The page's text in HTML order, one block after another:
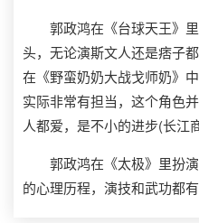
郭政鸿在《台球天王》里
头，无论演斯文人还是痞子
在《野蛮奶奶大战戈师奶》
实际非常有担当，这个角色
人都爱，是不小的进步(长江
郭政鸿在《太极》里扮演
的心理历程，演技和武功都